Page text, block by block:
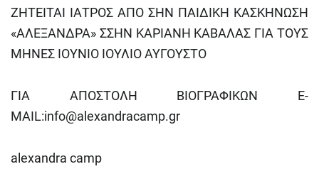
ΖΗΤΕΙΤΑΙ ΙΑΤΡΟΣ ΑΠΟ ΣΗΝ ΠΑΙΔΙΚΗ ΚΑΣΚΗΝΩΣΗ
«ΑΛΕΞΑΝΔΡΑ» ΣΣΗΝ ΚΑΡΙΑΝΗ ΚΑΒΑΛΑΣ ΓΙΑ ΤΟΥΣ
ΜΗΝΕΣ ΙΟΥΝΙΟ ΙΟΥΛΙΟ ΑΥΓΟΥΣΤΟ
ΓΙΑ ΑΠΟΣΤΟΛΗ ΒΙΟΓΡΑΦΙΚΩΝ E-
MAIL:info@alexandracamp.gr
alexandra camp